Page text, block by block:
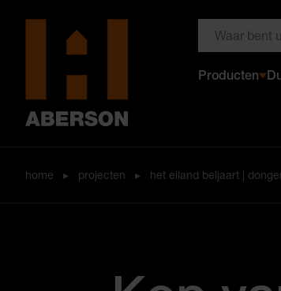
Zoeken
Producten
home ▸ projecten ▸ het eiland beljaart |